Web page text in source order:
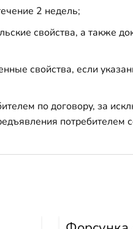
2 недель;
свойства, а также
свойства, если
по договору, за
потребителем